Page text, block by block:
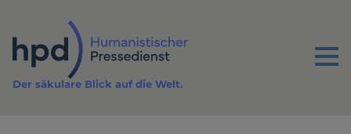
Inhalt
Menu
Der säkulare Blick auf die Welt.